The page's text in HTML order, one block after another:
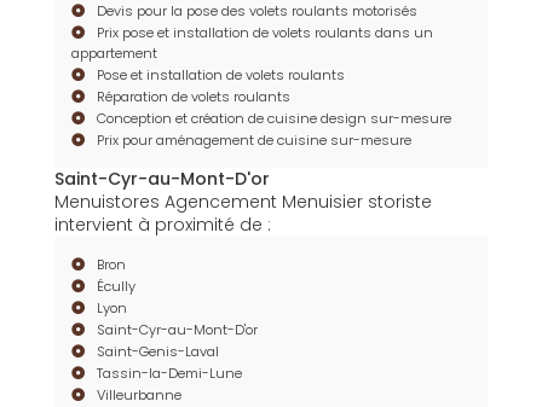
Devis pour la pose des volets roulants motorisés
Prix pose et installation de volets roulants dans un
appartement
Pose et installation de volets roulants
Réparation de volets roulants
Conception et création de cuisine design sur-mesure
Prix pour aménagement de cuisine sur-mesure
Saint-Cyr-au-Mont-D'or
Menuistores Agencement Menuisier storiste
intervient à proximité de :
Bron
Écully
Lyon
Saint-Cyr-au-Mont-D'or
Saint-Genis-Laval
Tassin-la-Demi-Lune
Villeurbanne